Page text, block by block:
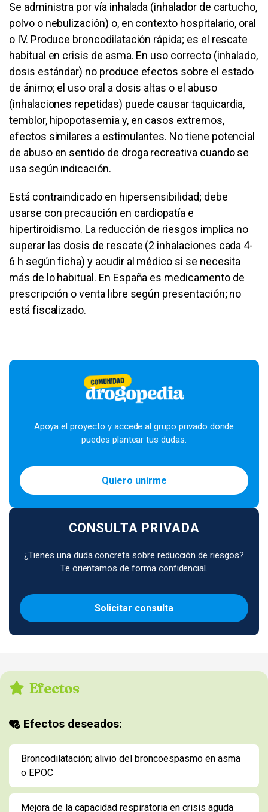
Se administra por vía inhalada (inhalador de cartucho,
polvo o nebulización) o, en contexto hospitalario, oral
o IV. Produce broncodilatación rápida; es el rescate
habitual en crisis de asma. En uso correcto (inhalado,
dosis estándar) no produce efectos sobre el estado
de ánimo; el uso oral a dosis altas o el abuso
(inhalaciones repetidas) puede causar taquicardia,
temblor, hipopotasemia y, en casos extremos,
efectos similares a estimulantes. No tiene potencial
de abuso en sentido de droga recreativa cuando se
usa según indicación.
Está contraindicado en hipersensibilidad; debe
usarse con precaución en cardiopatía e
hipertiroidismo. La reducción de riesgos implica no
superar las dosis de rescate (2 inhalaciones cada 4-
6 h según ficha) y acudir al médico si se necesita
más de lo habitual. En España es medicamento de
prescripción o venta libre según presentación; no
está fiscalizado.
Apoya el proyecto y accede al grupo privado donde
puedes plantear tus dudas.
Quiero unirme
CONSULTA PRIVADA
¿Tienes una duda concreta sobre reducción de riesgos?
Te orientamos de forma confidencial.
Solicitar consulta
Efectos
Efectos deseados:
Broncodilatación; alivio del broncoespasmo en asma
o EPOC
Mejora de la capacidad respiratoria en crisis aguda